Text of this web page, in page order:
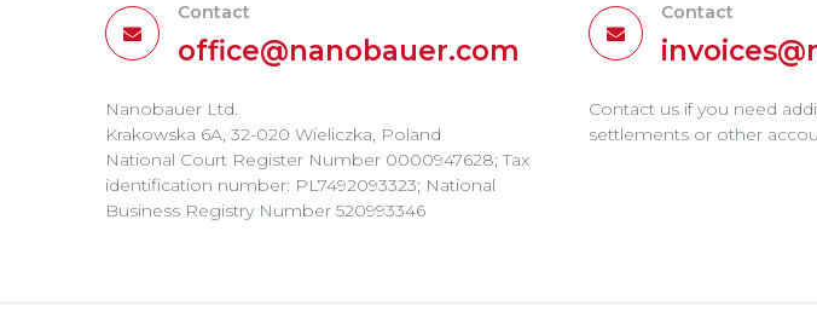
Contact
office@nanobauer.com
Nanobauer Ltd.
Krakowska 6A, 32-020 Wieliczka, Poland
National Court Register Number 0000947628; Tax
identification number: PL7492093323; National
Business Registry Number 520993346
Contact
Contact us if you need
settlements or other